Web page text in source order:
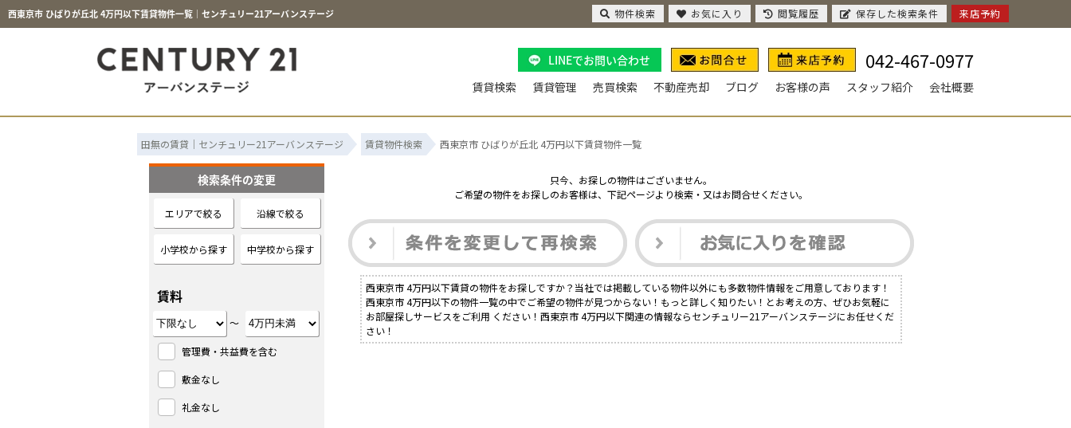
西東京市 ひばりが丘北 4万円以下賃貸物件一覧｜センチュリー21アーバンステージ
LINEでお問い合わせ 042-467-0977
賃貸検索 賃貸管理 売買検索 不動産売却 ブログ お客様の声 スタッフ紹介 会社概要
田無の賃貸｜センチュリー21アーバンステージ 賃貸物件検索 西東京市 ひばりが丘北 4万円以下賃貸物件一覧
只今、お探しの物件はございません。
ご希望の物件をお探しのお客様は、下記ページより検索・又はお問合せください。
西東京市 4万円以下賃貸の物件をお探しですか？当社では掲載している物件以外にも多数物件情報をご用意しております！
西東京市 4万円以下の物件一覧の中でご希望の物件が見つからない！もっと詳しく知りたい！とお考えの方、ぜひお気軽に
お部屋探しサービスをご利用 ください！西東京市 4万円以下関連の情報ならセンチュリー21アーバンステージにお任せくだ
さい！
検索条件の変更
エリアで絞る 沿線で絞る
小学校から探す 中学校から探す
賃料
～
管理費・共益費を含む
敷金なし
礼金なし
物件検索 お気に入り 閲覧履歴 保存した検索条件 来店予約